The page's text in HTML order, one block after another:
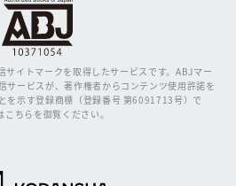
イトマークを取得したサービスです。ABJマー
サービスが、著作権者からコンテンツ使用許諾を
を示す登録商標（登録番号 第6091713号）で
ちらを御覧ください。